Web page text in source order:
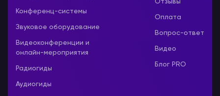
Конференц-системы
Звуковое оборудование
Видеоконференции и
онлайн-мероприятия
Радиогиды
Аудиогиды
Отзывы
Оплата
Вопрос-ответ
Видео
Блог PRO